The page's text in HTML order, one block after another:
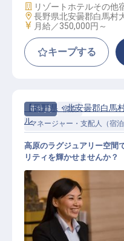
施設業態
リゾートホテルその他
勤務地
長野県北安曇郡白馬村
給与
月給／350,000円～
キープする
正社員
宿泊
マネージャー・支配人（宿泊
【長野県・北安曇郡白馬
ル
高原のラグジュアリー空間
リティを輝かせませんか？